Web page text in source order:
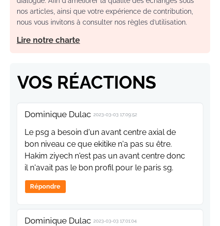
nos articles, ainsi que votre expérience de contribution,
nous vous invitons à consulter nos règles d’utilisation.
Lire notre charte
VOS RÉACTIONS
Dominique Dulac 2023-03-03 17:09:52
Le psg a besoin d'un avant centre axial de
bon niveau ce que ekitike n'a pas su être.
Hakim ziyech n'est pas un avant centre donc
il n'avait pas le bon profil pour le paris sg.
Répondre
Dominique Dulac 2023-03-03 17:01:04